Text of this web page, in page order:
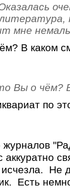
мне
В каком
Вы о чём?
по
аккуратно
исчезла. Не
Есть